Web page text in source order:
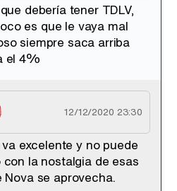
debería tener TDLV,
es que le vaya mal
siempre saca arriba
el 4%
12/12/2020 23:30
excelente y no puede
la nostalgia de esas
se aprovecha.